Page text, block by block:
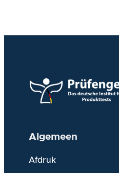
Algemeen
Afdruk